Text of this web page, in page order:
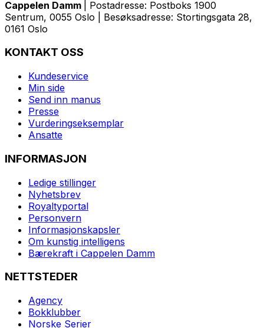
Cappelen Damm
| Postadresse: Postboks 1900
Sentrum, 0055 Oslo | Besøksadresse: Stortingsgata 28,
0161 Oslo
KONTAKT OSS
Kundeservice
Min side
Send inn manus
Presse
Vurderingseksemplar
Ansatte
INFORMASJON
Ledige stillinger
Nyhetsbrev
Royaltyportal
Personvern
Informasjonskapsler
Om kunstig intelligens
Bærekraft i Cappelen Damm
NETTSTEDER
Agency
Bokklubber
Norske Serier